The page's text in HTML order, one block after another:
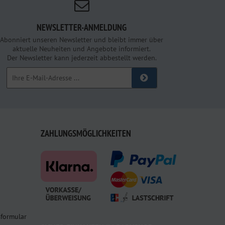
NEWSLETTER-ANMELDUNG
Abonniert unseren Newsletter und bleibt immer über
aktuelle Neuheiten und Angebote informiert.
Der Newsletter kann jederzeit abbestellt werden.
ZAHLUNGSMÖGLICHKEITEN